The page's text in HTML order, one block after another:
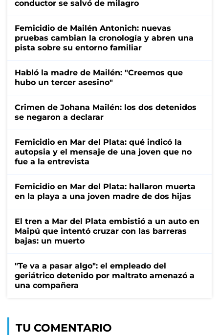
conductor se salvó de milagro
Femicidio de Mailén Antonich: nuevas
pruebas cambian la cronología y abren una
pista sobre su entorno familiar
Habló la madre de Mailén: "Creemos que
hubo un tercer asesino"
Crimen de Johana Mailén: los dos detenidos
se negaron a declarar
Femicidio en Mar del Plata: qué indicó la
autopsia y el mensaje de una joven que no
fue a la entrevista
Femicidio en Mar del Plata: hallaron muerta
en la playa a una joven madre de dos hijas
El tren a Mar del Plata embistió a un auto en
Maipú que intentó cruzar con las barreras
bajas: un muerto
"Te va a pasar algo": el empleado del
geriátrico detenido por maltrato amenazó a
una compañera
TU COMENTARIO